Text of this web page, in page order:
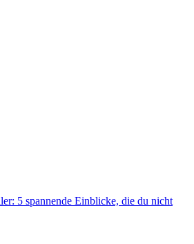
5 spannende Einblicke, die du nicht